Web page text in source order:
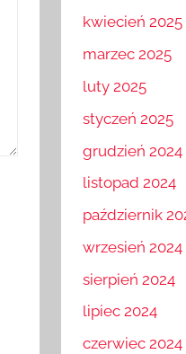
kwiecień 2025
marzec 2025
luty 2025
styczeń 2025
grudzień 2024
listopad 2024
październik
wrzesień 2024
sierpień 2024
lipiec 2024
czerwiec 2024